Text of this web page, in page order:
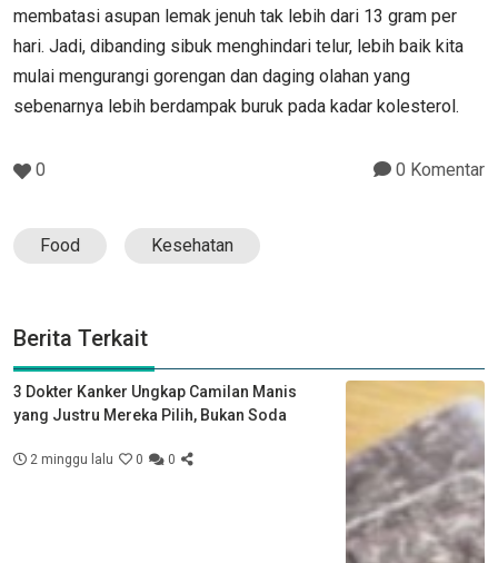
membatasi asupan lemak jenuh tak lebih dari 13 gram per
hari. Jadi, dibanding sibuk menghindari telur, lebih baik kita
mulai mengurangi gorengan dan daging olahan yang
sebenarnya lebih berdampak buruk pada kadar kolesterol.
0 0 Komentar
Food Kesehatan
Berita Terkait
3 Dokter Kanker Ungkap Camilan Manis
yang Justru Mereka Pilih, Bukan Soda
2 minggu lalu 0 0